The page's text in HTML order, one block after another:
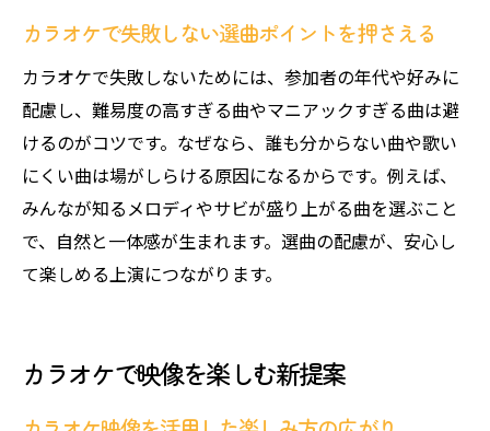
カラオケで嫌われないための注意ポイント
盛り上がるカラオケのための配慮すべき点
カラオケ歌詞や映像の魅力を再発見
カラオケ歌詞表示の楽しみ方と活用術
映像付きカラオケで味わう感動体験とは
カラオケ上演で歌詞と映像を楽しむ工夫
カラオケ歌詞から曲の世界観を深掘りする
カラオケ歌詞や映像で共感を生むコツ
安心してカラオケ上演を満喫するために
カラオケで失敗しない選曲ポイントを押さえる
カラオケで失敗しないためには、参加者の年代や好みに
配慮し、難易度の高すぎる曲やマニアックすぎる曲は避
けるのがコツです。なぜなら、誰も分からない曲や歌い
にくい曲は場がしらける原因になるからです。例えば、
みんなが知るメロディやサビが盛り上がる曲を選ぶこと
で、自然と一体感が生まれます。選曲の配慮が、安心し
て楽しめる上演につながります。
カラオケで映像を楽しむ新提案